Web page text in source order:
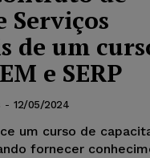
Serviços
de um
e SERP
- 12/05/2024
um curso de
fornecer